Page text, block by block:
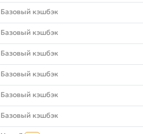
Базовый кэшбэк
Базовый кэшбэк
Базовый кэшбэк
Базовый кэшбэк
Базовый кэшбэк
Базовый кэшбэк